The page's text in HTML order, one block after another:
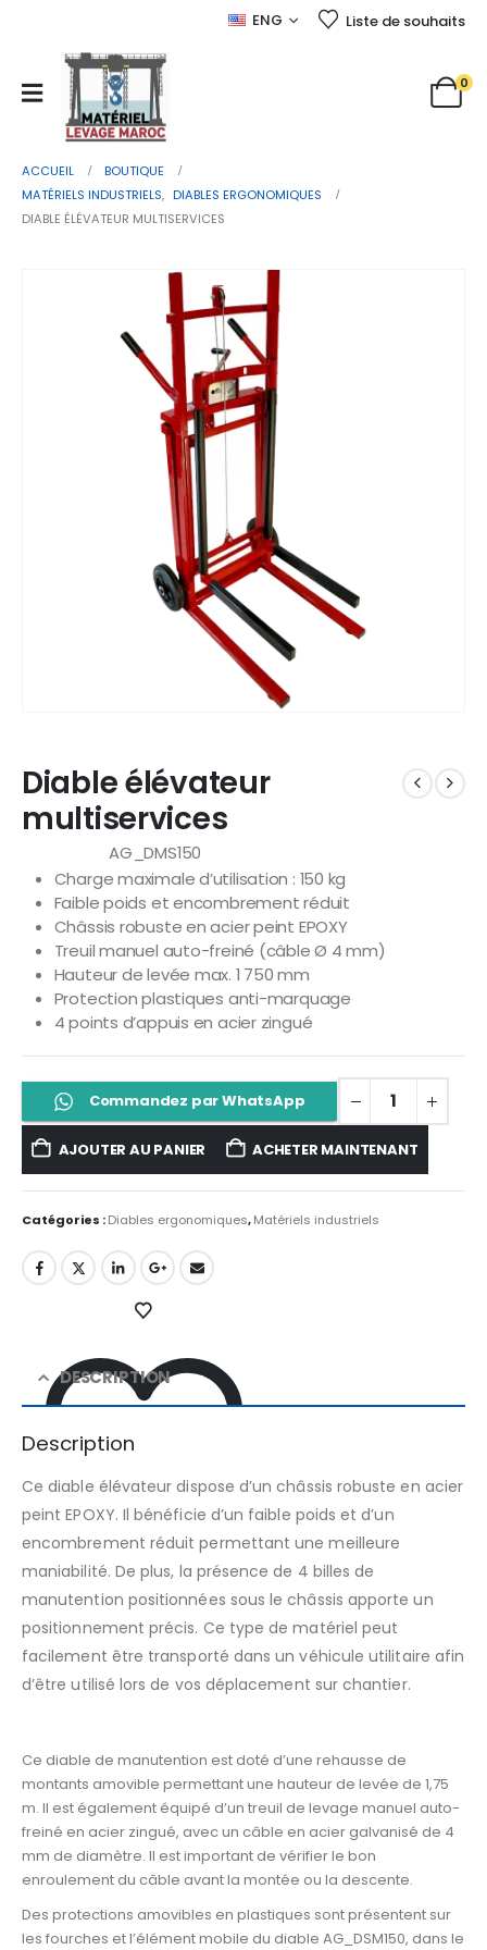
ENG Liste de souhaits
0
ACCUEIL
BOUTIQUE
MATÉRIELS INDUSTRIELS, DIABLES ERGONOMIQUES
DIABLE ÉLÉVATEUR MULTISERVICES
Diable élévateur
multiservices
AG_DMS150
Charge maximale d’utilisation : 150 kg
Faible poids et encombrement réduit
Châssis robuste en acier peint EPOXY
Treuil manuel auto-freiné (câble Ø 4 mm)
Hauteur de levée max. 1 750 mm
Protection plastiques anti-marquage
4 points d’appuis en acier zingué
Commandez par WhatsApp
AJOUTER AU PANIER ACHETER MAINTENANT
Catégories :Diables ergonomiques,Matériels industriels
AJOUTER À LA LISTE D’ENVIES
DESCRIPTION
Description
Ce diable élévateur dispose d’un châssis robuste en acier
peint EPOXY. Il bénéficie d’un faible poids et d’un
encombrement réduit permettant une meilleure
maniabilité. De plus, la présence de 4 billes de
manutention positionnées sous le châssis apporte un
positionnement précis. Ce type de matériel peut
facilement être transporté dans un véhicule utilitaire afin
d’être utilisé lors de vos déplacement sur chantier.
Ce diable de manutention est doté d’une rehausse de
montants amovible permettant une hauteur de levée de 1,75
m. Il est également équipé d’un treuil de levage manuel auto-
freiné en acier zingué, avec un câble en acier galvanisé de 4
mm de diamètre. Il est important de vérifier le bon
enroulement du câble avant la montée ou la descente.
Des protections amovibles en plastiques sont présentent sur
les fourches et l’élément mobile du diable AG_DSM150, dans le